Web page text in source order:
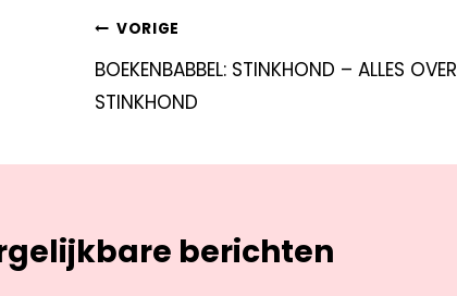
VORIGE
BOEKENBABBEL: STINKHOND – ALLES OVER
STINKHOND
berichten